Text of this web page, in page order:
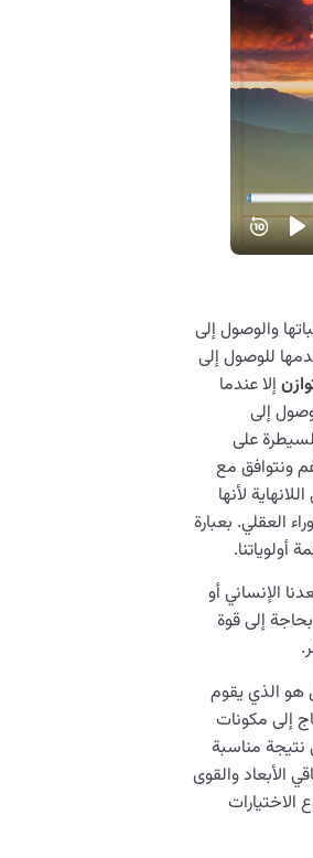
والوصول إلى
للوصول إلى
إلا عندما
إلى
على
ونتوافق مع
لأنها
العقلي. بعبارة
أولوياتنا.
الإنساني أو
بحاجة إلى قوة
هو الذي يقوم
إلى مكونات
نتيجة مناسبة
الأبعاد والقوى